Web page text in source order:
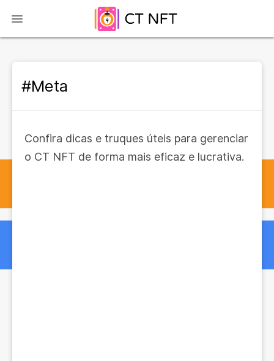
#Meta
Confira dicas e truques úteis para gerenciar
o CT NFT de forma mais eficaz e lucrativa.